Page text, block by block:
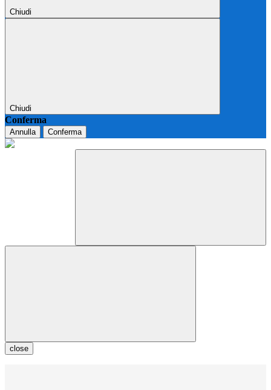
Chiudi
Chiudi
Conferma
Annulla Conferma
close